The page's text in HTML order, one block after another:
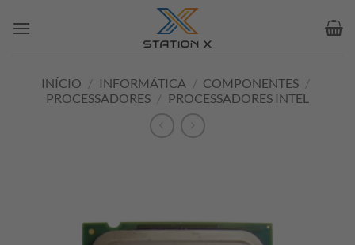
INÍCIO / INFORMÁTICA / COMPONENTES /
PROCESSADORES / PROCESSADORES INTEL